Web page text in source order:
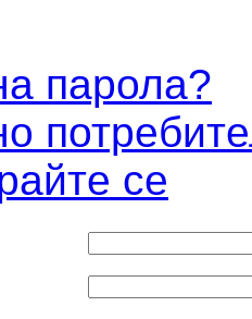
парола?
се